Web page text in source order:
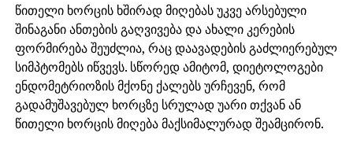
წითელი ხორცის ხშირად მიღებას უკვე არსებული
შინაგანი ანთების გაღვივება და ახალი კერების
ფორმირება შეუძლია, რაც დაავადების გაძლიერებულ
სიმპტომებს იწვევს. სწორედ ამიტომ, დიეტოლოგები
ენდომეტრიოზის მქონე ქალებს ურჩევენ, რომ
გადამუშავებულ ხორცზე სრულად უარი თქვან ან
წითელი ხორცის მიღება მაქსიმალურად შეამცირონ.